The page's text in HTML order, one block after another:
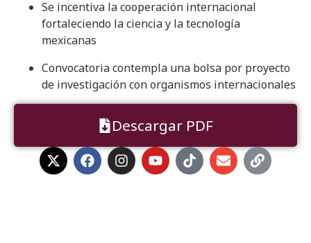
Se incentiva la cooperación internacional
fortaleciendo la ciencia y la tecnología
mexicanas
Convocatoria contempla una bolsa por proyecto
de investigación con organismos internacionales
Descargar PDF